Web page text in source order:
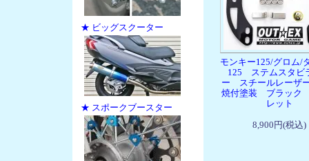
★ ビッグスクーター
★ スポークブースター
モンキー125/グロム/
125 ステムスタビ
ー スチールレーザ
焼付塗装 ブラック
レット
8,900円(税込)